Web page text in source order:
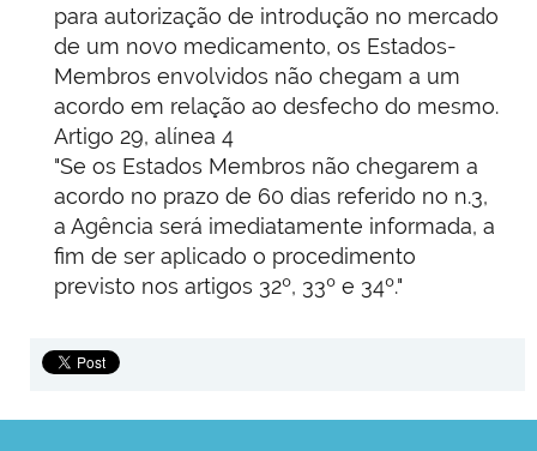
para autorização de introdução no mercado
de um novo medicamento, os Estados-
Membros envolvidos não chegam a um
acordo em relação ao desfecho do mesmo.
Artigo 29, alínea 4
"Se os Estados Membros não chegarem a
acordo no prazo de 60 dias referido no n.3,
a Agência será imediatamente informada, a
fim de ser aplicado o procedimento
previsto nos artigos 32º, 33º e 34º."